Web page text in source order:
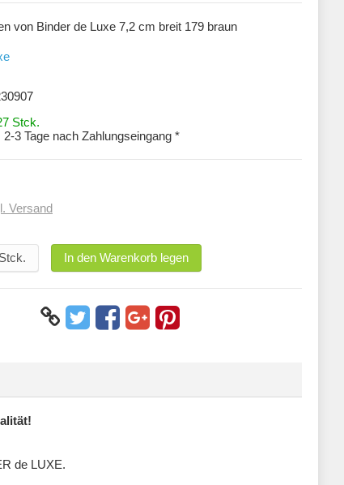
von Binder de Luxe 7,2 cm breit 179 braun
Stck.
2-3 Tage nach Zahlungseingang *
Versand
Stck.
In den Warenkorb legen
de LUXE.